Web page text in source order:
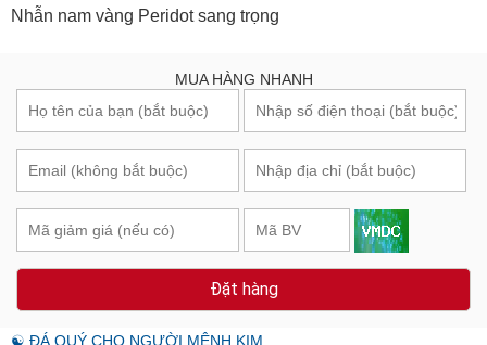
Nhẫn nam vàng Peridot sang trọng
MUA HÀNG NHANH
Đặt hàng
☯ ĐÁ QUÝ CHO NGƯỜI MỆNH KIM